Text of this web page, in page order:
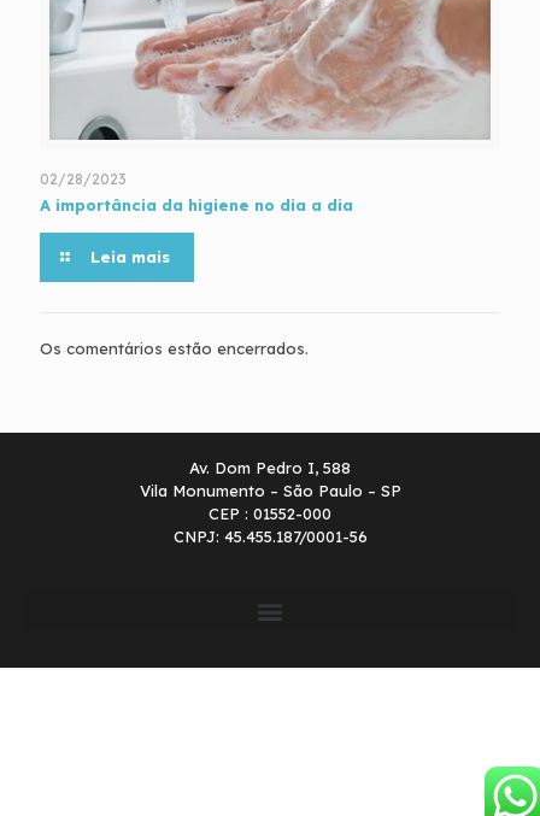
02/28/2023
A importância da higiene no dia a dia
Leia mais
Os comentários estão encerrados.
Av. Dom Pedro I, 588
Vila Monumento – São Paulo – SP
CEP : 01552-000
CNPJ: 45.455.187/0001-56